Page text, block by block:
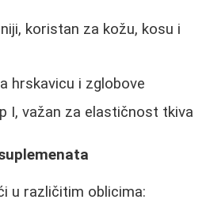
koristan za kožu, kosu i
hrskavicu i zglobove
I, važan za elastičnost tkiva
u različitim oblicima: